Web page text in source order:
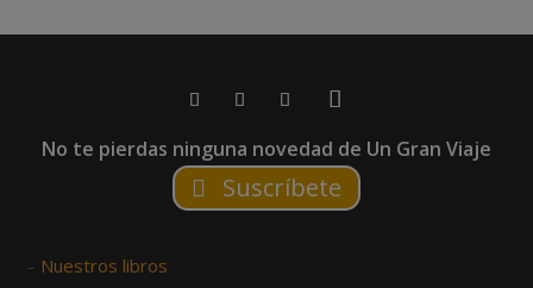
No te pierdas ninguna novedad de Un Gran Viaje
Suscríbete
– Nuestros libros